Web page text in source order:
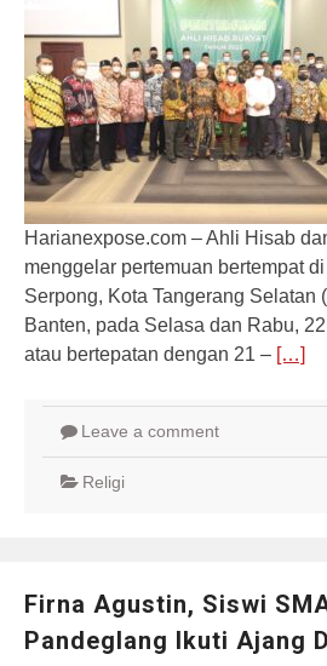
Harianexpose.com – Ahli Hisab
menggelar pertemuan bertempat
Serpong, Kota Tangerang Selatan
Banten, pada Selasa dan Rabu,
atau bertepatan dengan 21 – […]
Leave a comment
Religi
Firna Agustin, Siswi
Pandeglang Ikuti Ajang